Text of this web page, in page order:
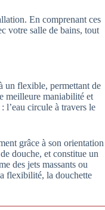
En comprenant ces
votre salle de bains, tout
un flexible, permettant de
meilleure maniabilité et
l’eau circule à travers le
grâce à son orientation
douche, et constitue un
des jets massants ou
flexibilité, la douchette